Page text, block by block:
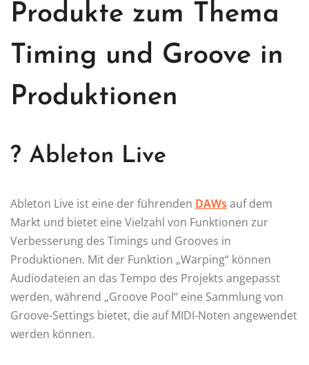
Produkte zum Thema
Timing und Groove in
Produktionen
? Ableton Live
Ableton Live ist eine der führenden DAWs auf dem
Markt und bietet eine Vielzahl von Funktionen zur
Verbesserung des Timings und Grooves in
Produktionen. Mit der Funktion „Warping“ können
Audiodateien an das Tempo des Projekts angepasst
werden, während „Groove Pool“ eine Sammlung von
Groove-Settings bietet, die auf MIDI-Noten angewendet
werden können.